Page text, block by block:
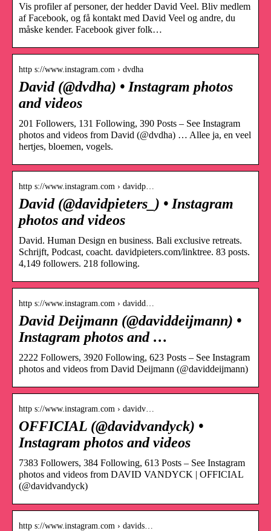
Vis profiler af personer, der hedder David Veel. Bliv medlem
af Facebook, og få kontakt med David Veel og andre, du
måske kender. Facebook giver folk…
http s://www.instagram.com › dvdha
David (@dvdha) • Instagram photos
and videos
201 Followers, 131 Following, 390 Posts – See Instagram
photos and videos from David (@dvdha) … Allee ja, en veel
hertjes, bloemen, vogels.
http s://www.instagram.com › davidp…
David (@davidpieters_) • Instagram
photos and videos
David. Human Design en business. Bali exclusive retreats.
Schrijft, Podcast, coacht. davidpieters.com/linktree. 83 posts.
4,149 followers. 218 following.
http s://www.instagram.com › davidd…
David Deijmann (@daviddeijmann) •
Instagram photos and …
2222 Followers, 3920 Following, 623 Posts – See Instagram
photos and videos from David Deijmann (@daviddeijmann)
http s://www.instagram.com › davidv…
OFFICIAL (@davidvandyck) •
Instagram photos and videos
7383 Followers, 384 Following, 613 Posts – See Instagram
photos and videos from DAVID VANDYCK | OFFICIAL
(@davidvandyck)
http s://www.instagram.com › davids…